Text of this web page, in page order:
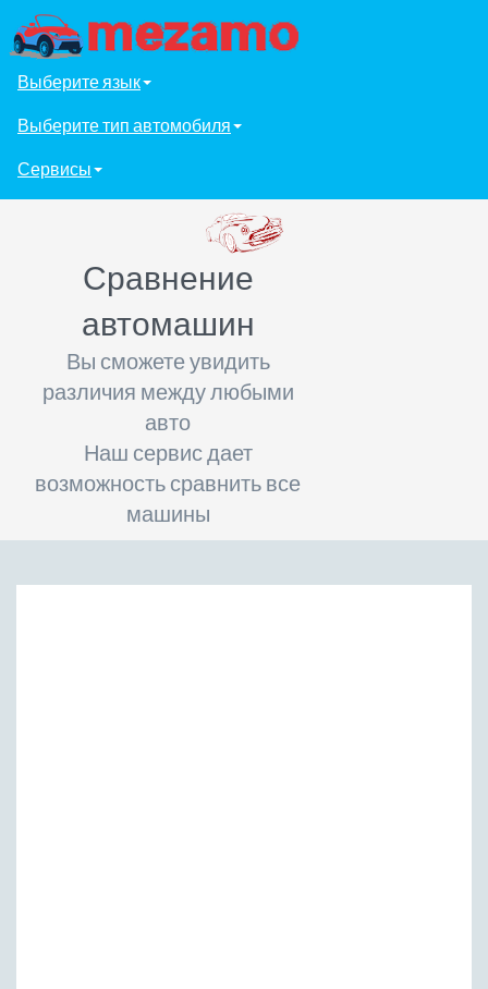
Выберите язык
Выберите тип автомобиля
Сервисы
Сравнение
автомашин
Вы сможете увидить
различия между любыми
авто
Наш сервис дает
возможность сравнить все
машины